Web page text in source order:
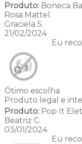
Produto:Boneca
Rosa Mattel
Graciela S.
21/02/2024
Eu
Ótimo escolha
Produto legal e
Produto:Pop It
Beatriz C.
03/01/2024
Eu